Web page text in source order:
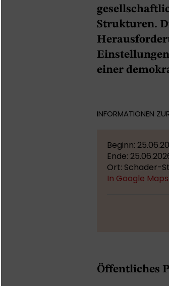
Strukturen.
einer
INFORMATIONEN
Beginn:
Ende:
Ort: Schader-
In Google
Öffentliches